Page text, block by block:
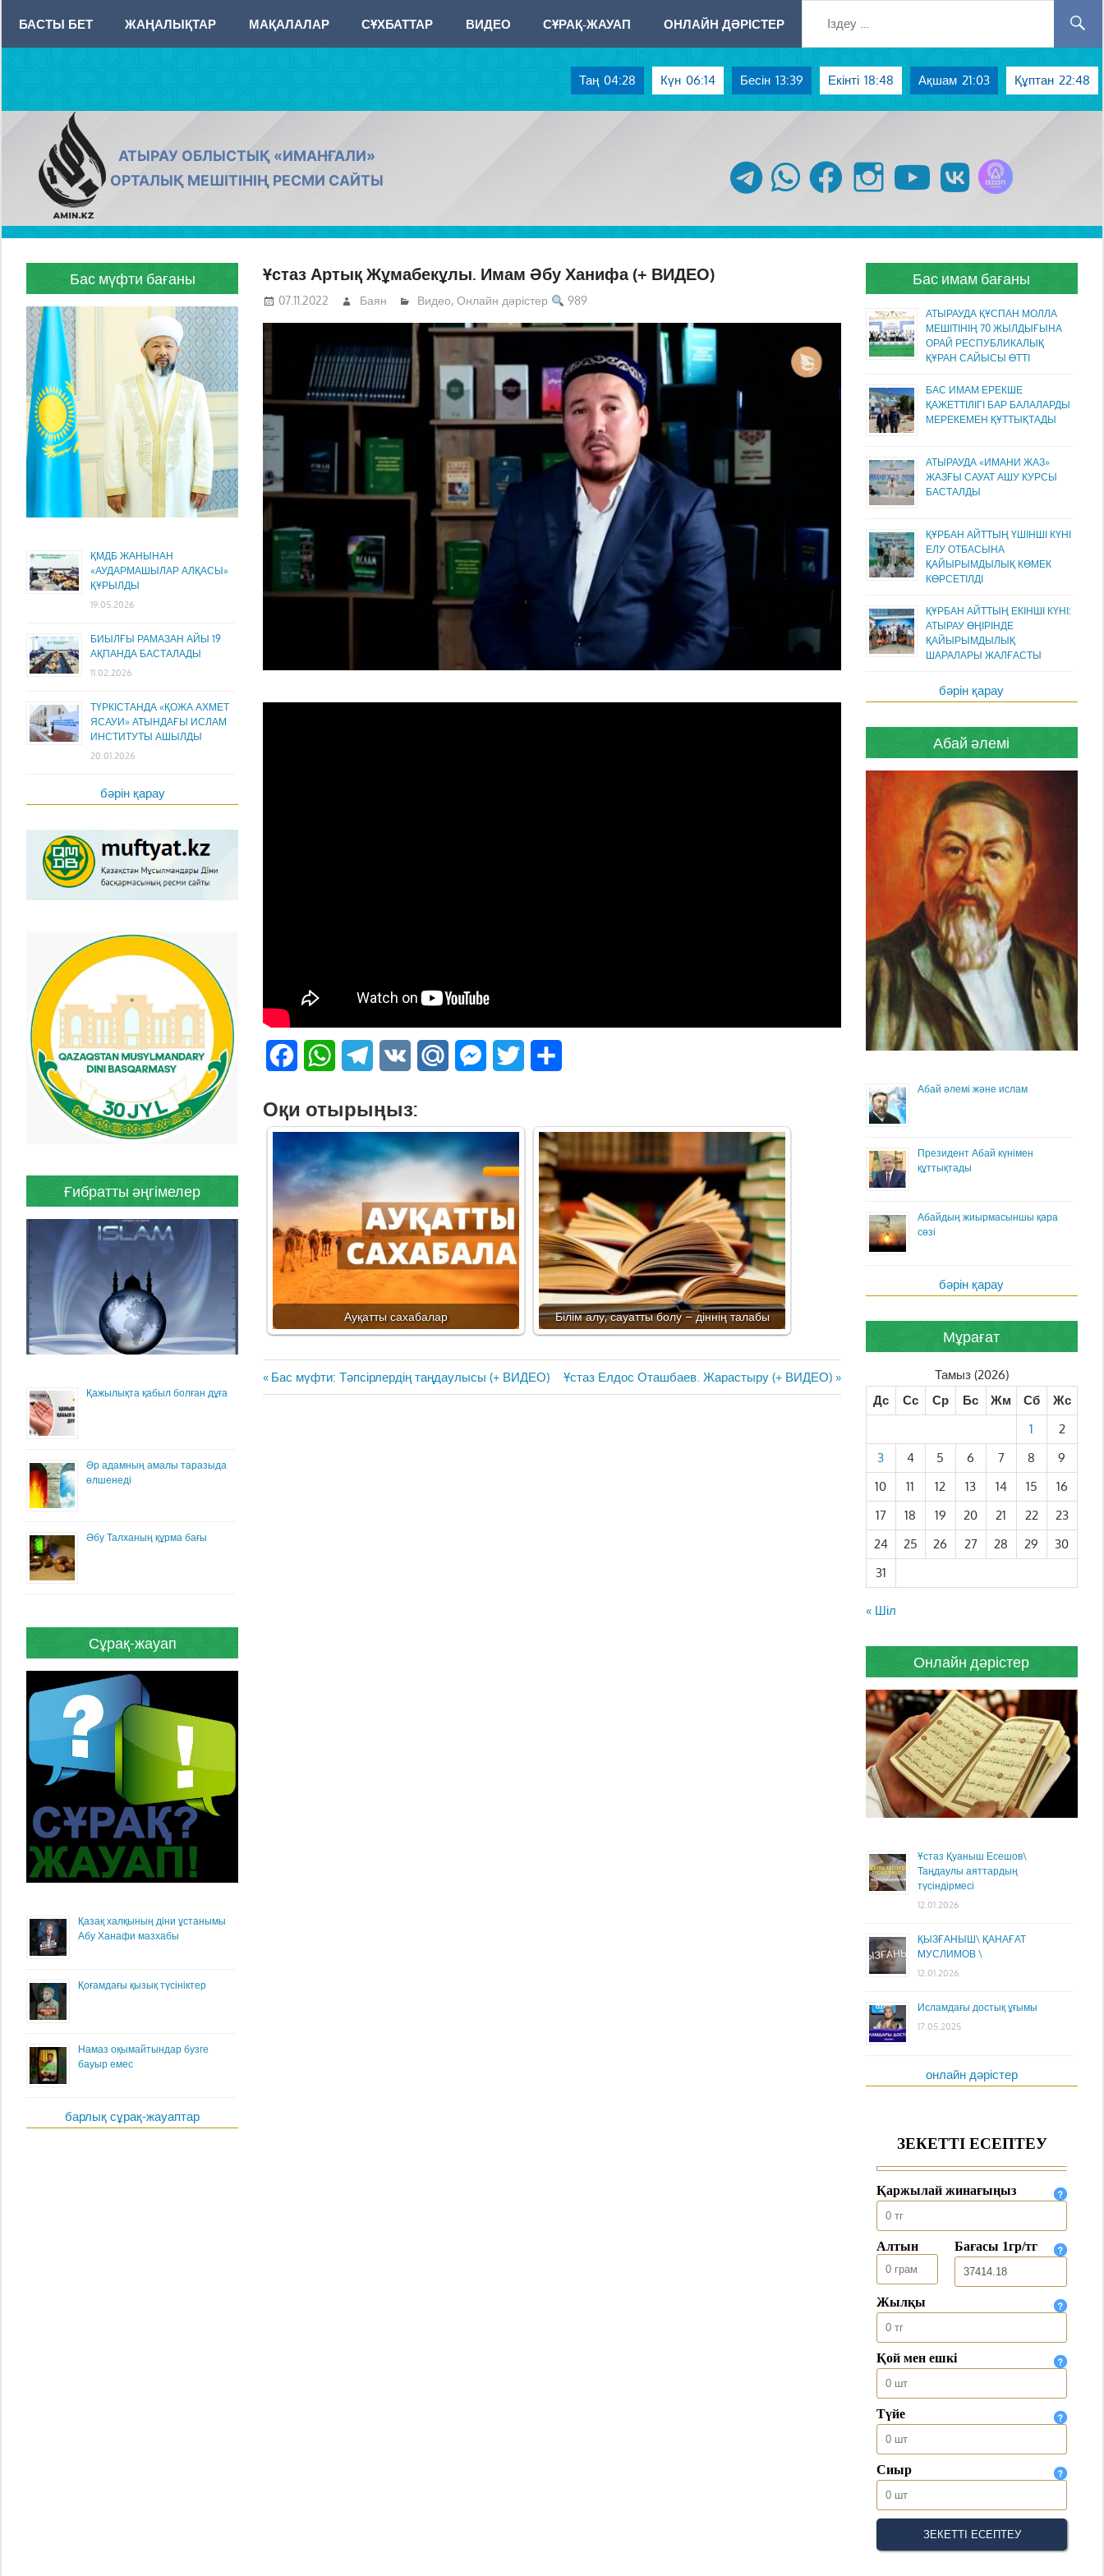
content
БАСТЫ БЕТ ЖАҢАЛЫҚТАР МАҚАЛАЛАР СҰХБАТТАР ВИДЕО СҰРАҚ-ЖАУАП ОНЛАЙН ДӘРІСТЕР
Таң 04:28 Күн 06:14 Бесін 13:39 Екінті 18:48 Ақшам 21:03 Құптан 22:48
AMIN.KZ
АТЫРАУ ОБЛЫСТЫҚ «ИМАНҒАЛИ»
ОРТАЛЫҚ МЕШІТІНІҢ РЕСМИ САЙТЫ
telegram whatsapp facebook instagram youtubevk
Ұстаз Артық Жұмабекұлы. Имам Әбу Ханифа (+ ВИДЕО)
07.11.2022 Баян Видео, Онлайн дәрістер 989
FacebookWhatsAppTelegram
VK Mail.Ru Messenger
Twitter
Оқи отырыңыз:
Ауқатты сахабалар Білім алу, сауатты болу – діннің талабы
Жазба
навигациясы
Previous
Post:
Бас мүфти: Тәпсірлердің таңдаулысы (+ ВИДЕО)
Next
Post:
Ұстаз Елдос Оташбаев. Жарастыру (+ ВИДЕО)
Бас мүфти бағаны
ҚМДБ ЖАНЫНАН
«АУДАРМАШЫЛАР АЛҚАСЫ»
ҚҰРЫЛДЫ
19.05.2026
БИЫЛҒЫ РАМАЗАН АЙЫ 19
АҚПАНДА БАСТАЛАДЫ
11.02.2026
ТҮРКІСТАНДА «ҚОЖА АХМЕТ
ЯСАУИ» АТЫНДАҒЫ ИСЛАМ
ИНСТИТУТЫ АШЫЛДЫ
20.01.2026
бәрін қарау
Ғибратты әңгімелер
Қажылықта қабыл болған дұға
Әр адамның амалы таразыда
өлшенеді
Әбу Талханың құрма бағы
Сұрақ-жауап
Қазақ халқының діни ұстанымы
Абу Ханафи мазхабы
Қоғамдағы қызық түсініктер
Намаз оқымайтындар бузге
бауыр емес
барлық сұрақ-жауаптар
Бас имам бағаны
АТЫРАУДА ҚҰСПАН МОЛЛА
МЕШІТІНІҢ 70 ЖЫЛДЫҒЫНА
ОРАЙ РЕСПУБЛИКАЛЫҚ
ҚҰРАН САЙЫСЫ ӨТТІ
БАС ИМАМ ЕРЕКШЕ
ҚАЖЕТТІЛІГІ БАР БАЛАЛАРДЫ
МЕРЕКЕМЕН ҚҰТТЫҚТАДЫ
АТЫРАУДА «ИМАНИ ЖАЗ»
ЖАЗҒЫ САУАТ АШУ КУРСЫ
БАСТАЛДЫ
ҚҰРБАН АЙТТЫҢ ҮШІНШІ КҮНІ
ЕЛУ ОТБАСЫНА
ҚАЙЫРЫМДЫЛЫҚ КӨМЕК
КӨРСЕТІЛДІ
ҚҰРБАН АЙТТЫҢ ЕКІНШІ КҮНІ:
АТЫРАУ ӨҢІРІНДЕ
ҚАЙЫРЫМДЫЛЫҚ
ШАРАЛАРЫ ЖАЛҒАСТЫ
бәрін қарау
Абай әлемі
Абай әлемі және ислам
Президент Абай күнімен
құттықтады
Абайдың жиырмасыншы қара
сөзі
бәрін қарау
Мұрағат
Тамыз (2026)
Дс
Сс Ср Бс Жм Сб
Жс
1
2
3
4 5 6 7 8
9
10
11 12 13 14 15
16
17
18 19 20 21 22
23
24
25 26 27 28 29
30
31
« Шіл
Онлайн дәрістер
Ұстаз Қуаныш Есешов\
Таңдаулы аяттардың
түсіндірмесі
12.01.2026
ҚЫЗҒАНЫШ\ ҚАНАҒАТ
МУСЛИМОВ \
12.01.2026
Исламдағы достық ұғымы
17.05.2025
онлайн дәрістер